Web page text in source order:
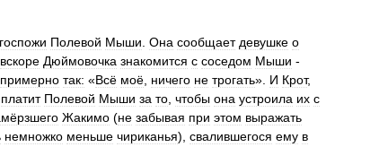
госпожи Полевой Мыши Она сообщает девушке о
вскоре Дюймовочка знакомится с соседом Мыши -
примерно так: «Всё моё ничего не трогать». И Крот,
платит Полевой Мыши за то чтобы она устроила их с
Жакимо (не забывая при этом выражать
немножко меньше чириканья), свалившегося ему в